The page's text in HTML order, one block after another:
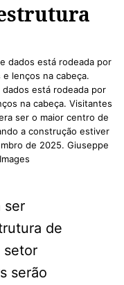
está rodeada por
na cabeça. Visitantes
ser o maior centro de
a construção estiver
de 2025. Giuseppe
ser
de
setor
serão